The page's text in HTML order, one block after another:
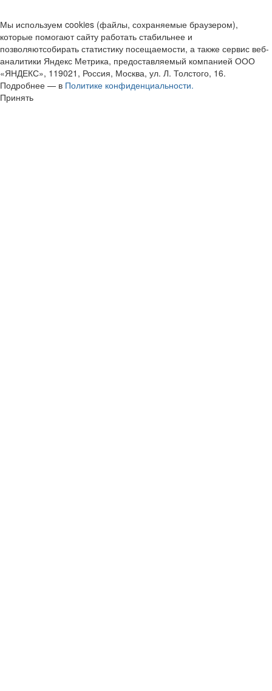
Мы используем cookies (файлы, сохраняемые браузером),
которые помогают сайту работать стабильнее и
позволяютсобирать статистику посещаемости, а также сервис веб-
аналитики Яндекс Метрика, предоставляемый компанией ООО
«ЯНДЕКС», 119021, Россия, Москва, ул. Л. Толстого, 16.
Подробнее — в Политике конфиденциальности.
Принять